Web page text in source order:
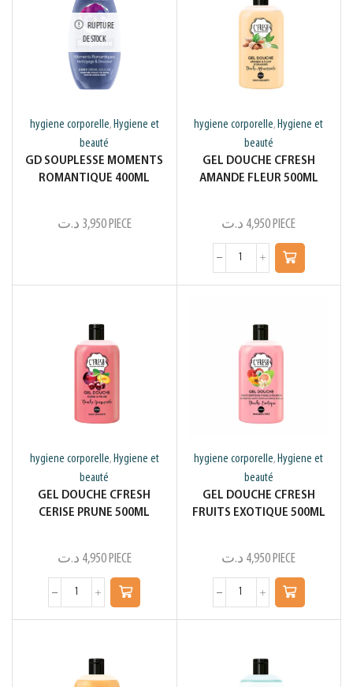
RUPTURE
DE STOCK
hygiene corporelle, Hygiene et
beauté
GD SOUPLESSE MOMENTS
ROMANTIQUE 400ML
3,950 د.ت PIECE
hygiene corporelle, Hygiene et
beauté
GEL DOUCHE CFRESH
AMANDE FLEUR 500ML
4,950 د.ت PIECE
hygiene corporelle, Hygiene et
beauté
GEL DOUCHE CFRESH
CERISE PRUNE 500ML
4,950 د.ت PIECE
hygiene corporelle, Hygiene et
beauté
GEL DOUCHE CFRESH
FRUITS EXOTIQUE 500ML
4,950 د.ت PIECE